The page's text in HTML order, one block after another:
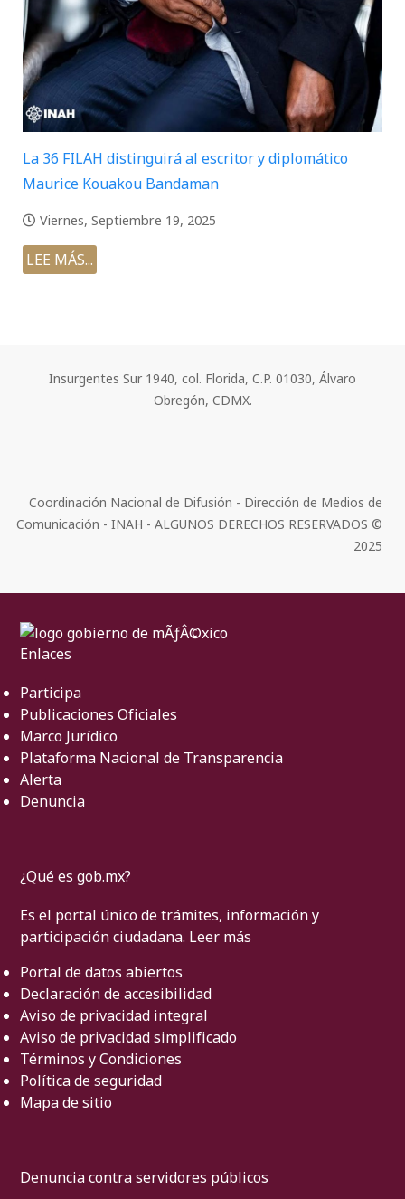
La 36 FILAH distinguirá al escritor y diplomático
Maurice Kouakou Bandaman
Viernes, Septiembre 19, 2025
LEE MÁS...
Insurgentes Sur 1940, col. Florida, C.P. 01030, Álvaro
Obregón, CDMX.
Coordinación Nacional de Difusión - Dirección de Medios de
Comunicación - INAH - ALGUNOS DERECHOS RESERVADOS ©
2025
Enlaces
Participa
Publicaciones Oficiales
Marco Jurídico
Plataforma Nacional de Transparencia
Alerta
Denuncia
¿Qué es gob.mx?
Es el portal único de trámites, información y
participación ciudadana. Leer más
Portal de datos abiertos
Declaración de accesibilidad
Aviso de privacidad integral
Aviso de privacidad simplificado
Términos y Condiciones
Política de seguridad
Mapa de sitio
Denuncia contra servidores públicos